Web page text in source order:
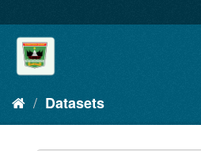
to
content
Datasets